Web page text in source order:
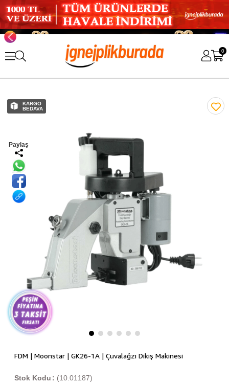
0
KARGO
BEDAVA
Paylaş
FDM | Moonstar | GK26-1A | Çuvalağzı Dikiş Makinesi
(10.01187)
Stok Kodu